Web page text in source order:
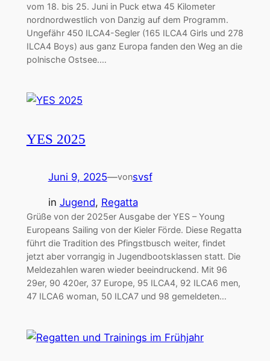
vom 18. bis 25. Juni in Puck etwa 45 Kilometer
nordnordwestlich von Danzig auf dem Programm.
Ungefähr 450 ILCA4-Segler (165 ILCA4 Girls und 278
ILCA4 Boys) aus ganz Europa fanden den Weg an die
polnische Ostsee.…
YES 2025
Juni 9, 2025—vonsvsf
in Jugend, Regatta
Grüße von der 2025er Ausgabe der YES – Young
Europeans Sailing von der Kieler Förde. Diese Regatta
führt die Tradition des Pfingstbusch weiter, findet
jetzt aber vorrangig in Jugendbootsklassen statt. Die
Meldezahlen waren wieder beeindruckend. Mit 96
29er, 90 420er, 37 Europe, 95 ILCA4, 92 ILCA6 men,
47 ILCA6 woman, 50 ILCA7 und 98 gemeldeten…